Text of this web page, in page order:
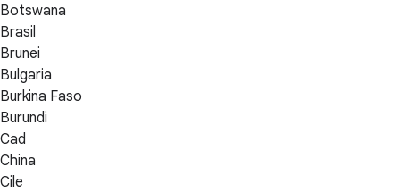
Botswana
Brasil
Brunei
Bulgaria
Burkina Faso
Burundi
Cad
China
Cile